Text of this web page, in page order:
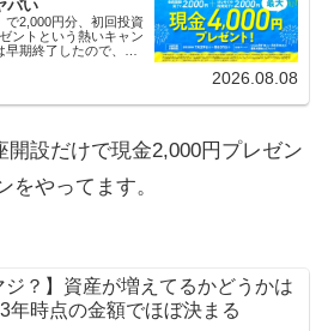
バい
で2,000円分、初回投資
ントという熱いキャン
期終了したので、使
2026.08.08
開設だけで現金2,000円プレゼン
をやってます。
ジ？】資産が増えてるかどうかは
年時点の金額でほぼ決まる